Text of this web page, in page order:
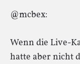
@mcbex:
Wenn die Live-
hatte aber nicht